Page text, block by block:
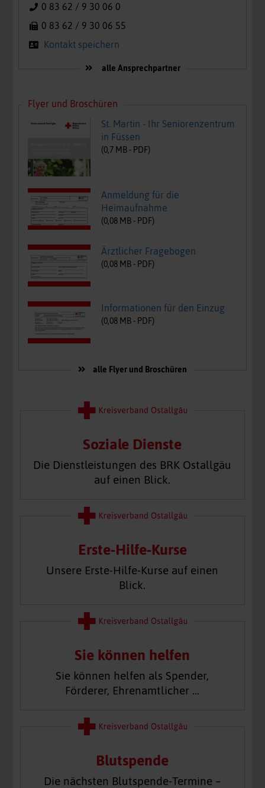
0 83 62 / 9 30 06 0
0 83 62 / 9 30 06 55
Kontakt speichern
alle Ansprechpartner
Flyer und Broschüren
St. Martin - Ihr Seniorenzentrum
in Füssen
(0,7 MB - PDF)
Anmeldung für die
Heimaufnahme
(0,08 MB - PDF)
Ärztlicher Fragebogen
(0,08 MB - PDF)
Informationen für den Einzug
(0,08 MB - PDF)
alle Flyer und Broschüren
Soziale Dienste
Die Dienstleistungen des BRK Ostallgäu
auf einen Blick.
Erste-Hilfe-Kurse
Unsere Erste-Hilfe-Kurse auf einen
Blick.
Sie können helfen
Sie können helfen als Spender,
Förderer, Ehrenamtlicher …
Blutspende
Die nächsten Blutspende-Termine –